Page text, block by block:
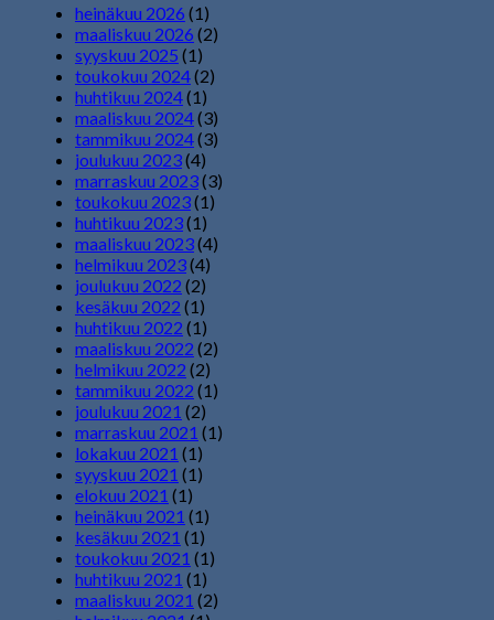
heinäkuu 2026 (1)
maaliskuu 2026 (2)
syyskuu 2025 (1)
toukokuu 2024(2)
huhtikuu 2024(1)
maaliskuu 2024(3)
tammikuu 2024(3)
joulukuu 2023(4)
marraskuu 2023(3)
toukokuu 2023(1)
huhtikuu 2023(1)
maaliskuu 2023(4)
helmikuu 2023(4)
joulukuu 2022 (2)
kesäkuu 2022 (1)
huhtikuu 2022 (1)
maaliskuu 2022 (2)
helmikuu 2022 (2)
tammikuu 2022 (1)
joulukuu 2021 (2)
marraskuu 2021 (1)
lokakuu 2021 (1)
syyskuu 2021 (1)
elokuu 2021 (1)
heinäkuu 2021 (1)
kesäkuu 2021 (1)
toukokuu 2021 (1)
huhtikuu 2021 (1)
maaliskuu 2021 (2)